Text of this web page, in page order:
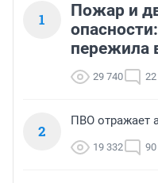
1
Пожар и
пережила
29 740 22
2
ПВО отражает
19 332 90